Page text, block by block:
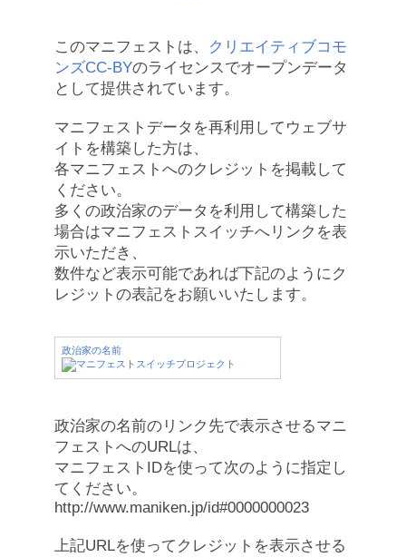
このマニフェストは、
クリエイティブコモ
ンズCC-BYのライセンスでオープンデータ
として提供されています。
マニフェストデータを再利用してウェブサ
イトを構築した方は、
各マニフェストへのクレジットを掲載して
ください。
多くの政治家のデータを利用して構築した
場合はマニフェストスイッチへリンクを表
示いただき、
数件など表示可能であれば下記のようにク
レジットの表記をお願いいたします。
政治家の名前
政治家の名前のリンク先で表示させるマニ
フェストへのURLは、
マニフェストIDを使って次のように指定し
てください。
http://www.maniken.jp/id#0000000023
上記URLを使ってクレジットを表示させる